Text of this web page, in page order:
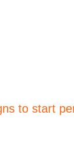
to start